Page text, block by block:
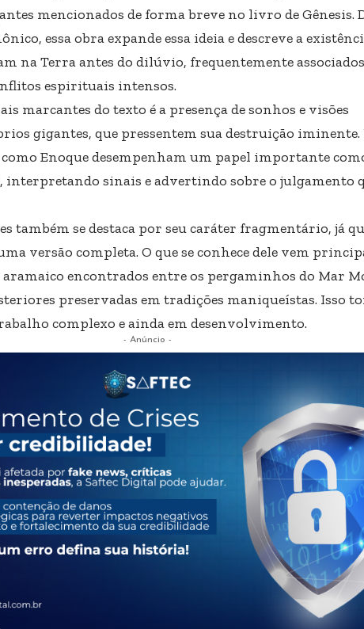
mencionados de forma breve no livro de Gênesis.
essa obra expande essa ideia e descreve a
na Terra antes do dilúvio, frequentemente associados
espirituais intensos.
marcantes do texto é a presença de sonhos e visões
gigantes, que pressentem sua destruição iminente.
Enoque desempenham um papel importante
sinais e advertindo sobre o julgamento
também se destaca por seu caráter fragmentário, já
versão completa. O que se conhece dele vem
encontrados entre os pergaminhos do Mar
preservadas em tradições maniqueístas. Isso
complexo e ainda em desenvolvimento.
- Anúncio -